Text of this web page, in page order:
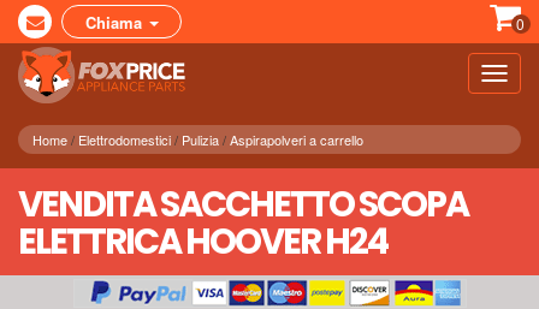
Chiama 0
Home Elettrodomestici Pulizia Aspirapolveri a carrello
VENDITA SACCHETTO SCOPA
ELETTRICA HOOVER H24